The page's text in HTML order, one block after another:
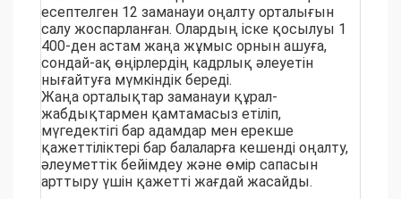
есептелген 12 заманауи оңалту орталығын
салу жоспарланған. Олардың іске қосылуы 1
400-ден астам жаңа жұмыс орнын ашуға,
сондай-ақ өңірлердің кадрлық әлеуетін
нығайтуға мүмкіндік береді.
Жаңа орталықтар заманауи құрал-
жабдықтармен қамтамасыз етіліп,
мүгедектігі бар адамдар мен ерекше
қажеттіліктері бар балаларға кешенді оңалту,
әлеуметтік бейімдеу және өмір сапасын
арттыру үшін қажетті жағдай жасайды.